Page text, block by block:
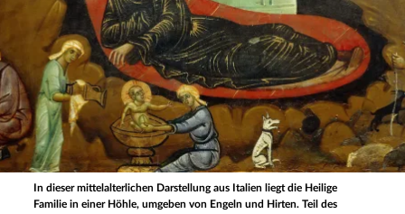
In dieser mittelalterlichen Darstellung aus Italien liegt die Heilige
Familie in einer Höhle, umgeben von Engeln und Hirten. Teil des